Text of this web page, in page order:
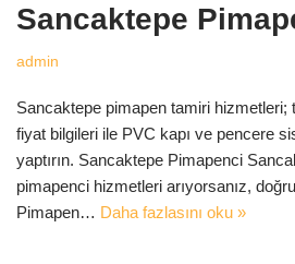
Sancaktepe
admin
Sancaktepe pimapen tamiri hizmetleri;
fiyat bilgileri ile PVC kapı ve pencere
yaptırın. Sancaktepe Pimapenci
pimapenci hizmetleri arıyorsanız,
Pimapen… Daha fazlasını oku »